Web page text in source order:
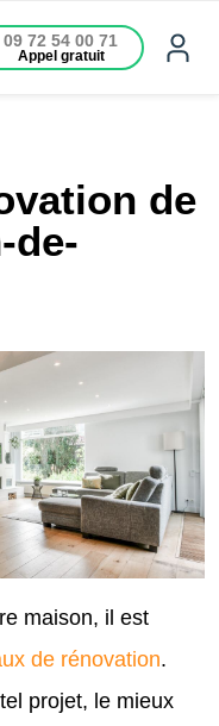
09 72 54 00 71
Appel gratuit
de
de-
maison, il est
de rénovation.
projet, le mieux